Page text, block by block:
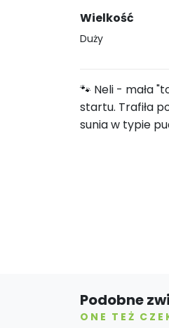
Wielkość
Duży
🐾 Neli - mała
startu. Trafiła
sunia w typie
Podobne
ONE TEŻ